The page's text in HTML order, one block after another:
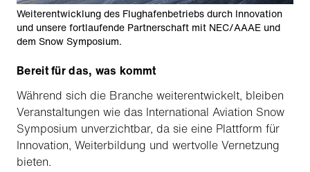
Weiterentwicklung des Flughafenbetriebs durch Innovation
und unsere fortlaufende Partnerschaft mit NEC/AAAE und
dem Snow Symposium.
Bereit für das, was kommt
Während sich die Branche weiterentwickelt, bleiben
Veranstaltungen wie das International Aviation Snow
Symposium unverzichtbar, da sie eine Plattform für
Innovation, Weiterbildung und wertvolle Vernetzung
bieten.